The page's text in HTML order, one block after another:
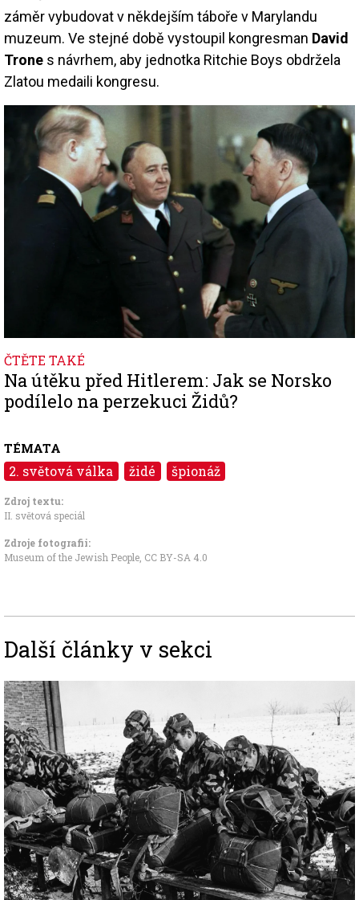
záměr vybudovat v někdejším táboře v Marylandu
muzeum. Ve stejné době vystoupil kongresman David
Trone s návrhem, aby jednotka Ritchie Boys obdržela
Zlatou medaili kongresu.
ČTĚTE TAKÉ
Na útěku před Hitlerem: Jak se Norsko
podílelo na perzekuci Židů?
TÉMATA
2. světová válka židé špionáž
Zdroj textu:
II. světová speciál
Zdroje fotografii:
Museum of the Jewish People CC BY-SA 4.0
Další články v sekci
Image